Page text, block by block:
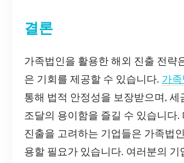
결론
가족법인을 활용한 해외 진출 전략
은 기회를 제공할 수 있습니다. 가
통해 법적 안정성을 보장받으며, 세
조달의 용이함을 즐길 수 있습니다.
진출을 고려하는 기업들은 가족법
용할 필요가 있습니다. 여러분의 기